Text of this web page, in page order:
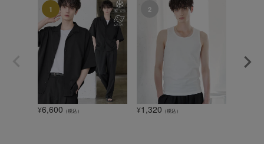
¥6,600 （税込） ¥1,320 （税込）